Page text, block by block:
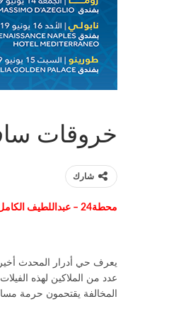
خروقات
شارك
محطة24 – عبداللطيف الكامل
يعرف حي أدرار المحدث
عدد من الملاكين لهذه
المخالفة يقتحمون حرمة